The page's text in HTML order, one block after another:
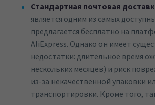
Стандартная почтовая
является одним из самых
предлагается бесплатно на
AliExpress. Однако он имеет
недостатки: длительное время
нескольких месяцев) и риск
из-за некачественной упаковки
транспортировки. Кроме того,